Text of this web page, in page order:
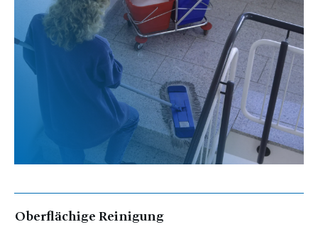
Oberflächige Reinigung